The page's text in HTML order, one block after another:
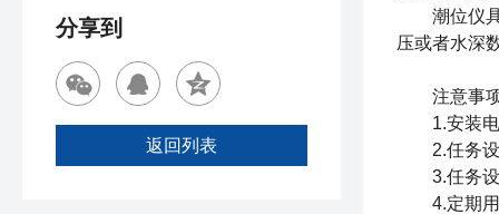
潮位仪具
压或者水深
注意事
1.安装电
2.任务设
3.任务设
4.定期用
分享到
返回列表